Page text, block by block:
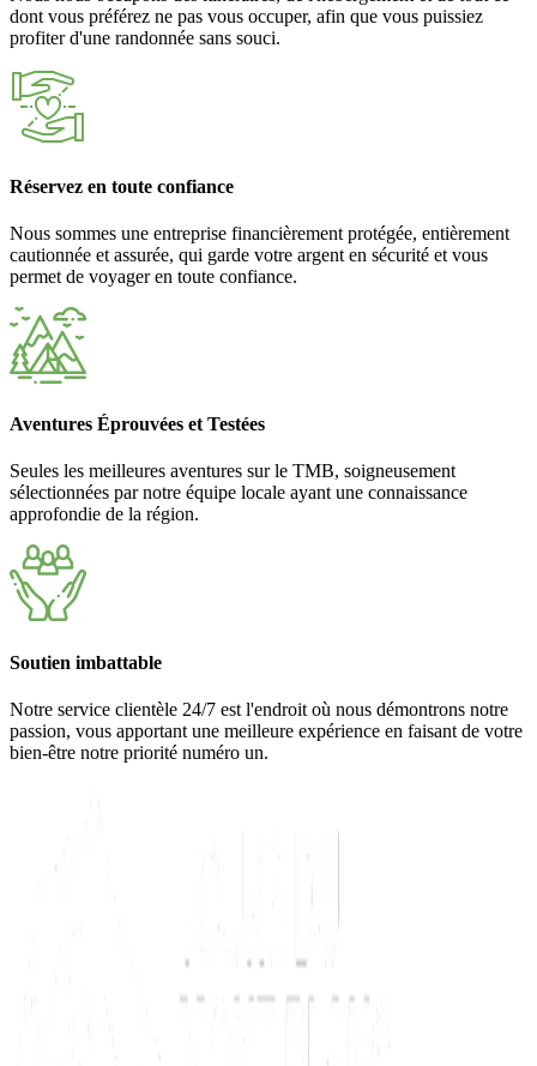
dont vous préférez ne pas vous occuper, afin que vous puissiez
profiter d'une randonnée sans souci.
Réservez en toute confiance
Nous sommes une entreprise financièrement protégée, entièrement
cautionnée et assurée, qui garde votre argent en sécurité et vous
permet de voyager en toute confiance.
Aventures Éprouvées et Testées
Seules les meilleures aventures sur le TMB, soigneusement
sélectionnées par notre équipe locale ayant une connaissance
approfondie de la région.
Soutien imbattable
Notre service clientèle 24/7 est l'endroit où nous démontrons notre
passion, vous apportant une meilleure expérience en faisant de votre
bien-être notre priorité numéro un.